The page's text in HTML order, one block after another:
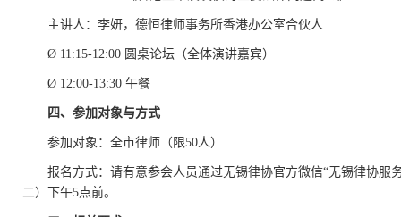
主讲人：李妍，德恒律师事务所香港办公室合伙人
Ø 11:15-12:00 圆桌论坛（全体演讲嘉宾）
Ø 12:00-13:30 午餐
四、参加对象与方式
参加对象：全市律师（限50人）
报名方式：请有意参会人员通过无锡律协官方微信“无锡律协服
二）下午5点前。